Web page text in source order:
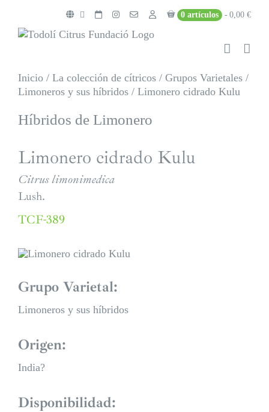
contenido
0 artículos 0,00 €
Inicio / La colección de cítricos / Grupos Varietales /
Limoneros y sus híbridos / Limonero cidrado Kulu
Híbridos de Limonero
Limonero cidrado Kulu
Citrus limonimedica
Lush.
TCF-389
Grupo Varietal:
Limoneros y sus híbridos
Origen:
India?
Disponibilidad: